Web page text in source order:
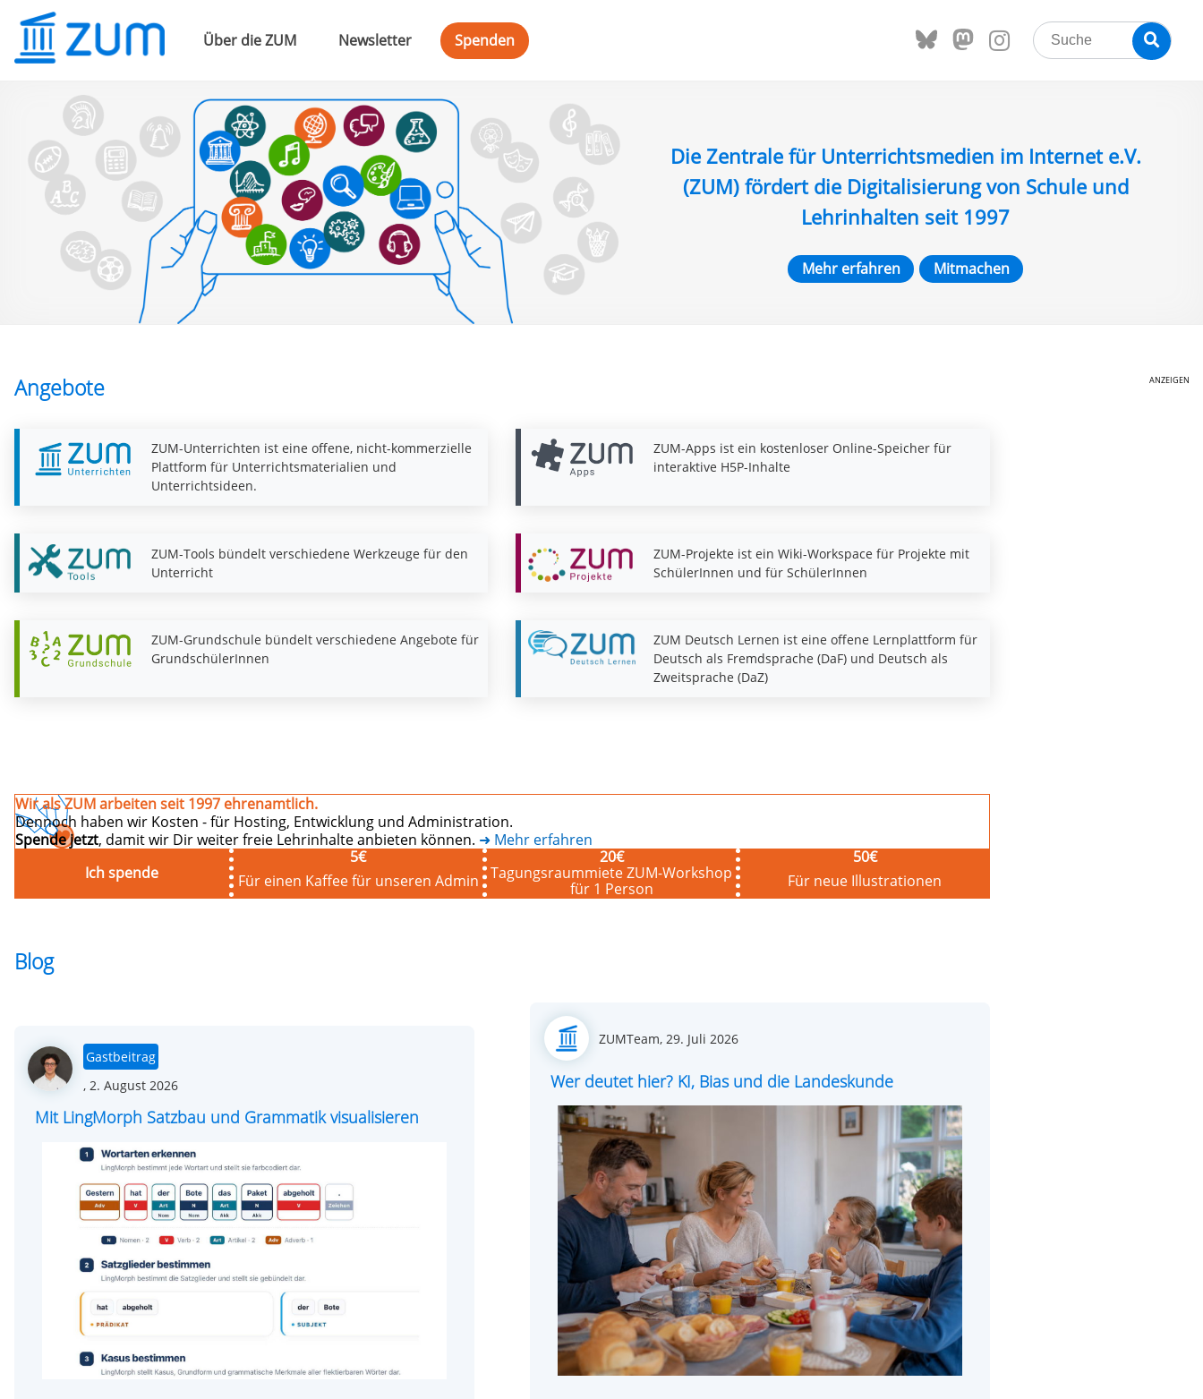
Über die ZUM Newsletter Spenden
Search
for:
Die Zentrale für Unterrichtsmedien im Internet e.V.
(ZUM) fördert die Digitalisierung von Schule und
Lehrinhalten seit 1997
Mehr erfahren Mitmachen
Angebote
ZUM-Unterrichten ist eine offene, nicht-kommerzielle
Plattform für Unterrichtsmaterialien und
Unterrichtsideen.
ZUM-Apps ist ein kostenloser Online-Speicher für
interaktive H5P-Inhalte
ZUM-Tools bündelt verschiedene Werkzeuge für den
Unterricht
ZUM-Projekte ist ein Wiki-Workspace für Projekte mit
SchülerInnen und für SchülerInnen
ZUM-Grundschule bündelt verschiedene Angebote für
GrundschülerInnen
ZUM Deutsch Lernen ist eine offene Lernplattform für
Deutsch als Fremdsprache (DaF) und Deutsch als
Zweitsprache (DaZ)
Wir als ZUM arbeiten seit 1997 ehrenamtlich.
Dennoch haben wir Kosten - für Hosting, Entwicklung und Administration.
Spende jetzt, damit wir Dir weiter freie Lehrinhalte anbieten können. ➜ Mehr erfahren
Ich spende
5€
Für einen Kaffee für unseren Admin
20€
Tagungsraummiete ZUM-Workshop
für 1 Person
50€
Für neue Illustrationen
Blog
Gastbeitrag
, Posted
on
2. August 2026
Mit LingMorph Satzbau und Grammatik visualisieren
ZUMTeam, Posted
29. Juli 2026
Wer deutet hier? KI, Bias und die Landeskunde
ANZEIGEN